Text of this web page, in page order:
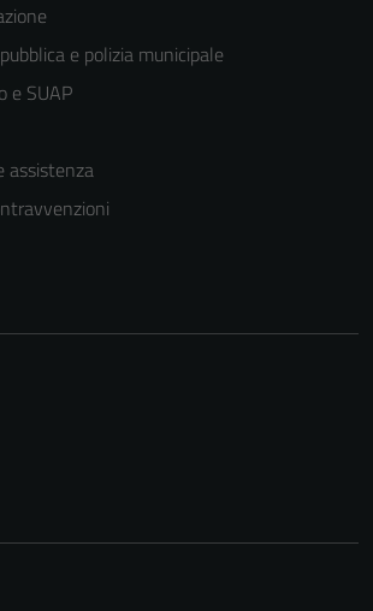
e polizia municipale
e SUAP
assistenza
possono